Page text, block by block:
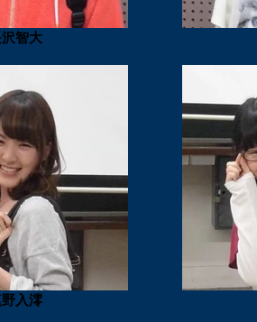
智大
入澪